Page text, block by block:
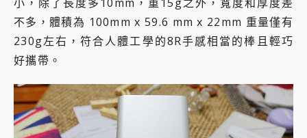
不多，體積為 100mm x 59.6 mm x 22mm 重量僅有
230g左右，符合人體工學的8R手感相當的棒且輕巧
好攜帶。